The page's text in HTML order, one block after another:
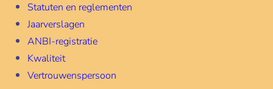
Statuten en reglementen
Jaarverslagen
ANBI-registratie
Kwaliteit
Vertrouwenspersoon